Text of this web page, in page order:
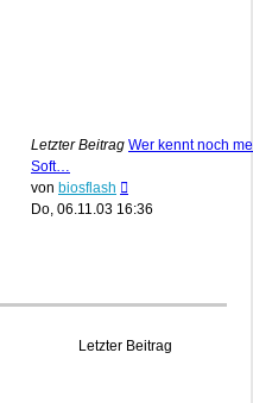
Letzter Beitrag Wer kennt noch
Soft…
von biosflash
Beitrag
Do, 06.11.03 16:36
Letzter Beitrag